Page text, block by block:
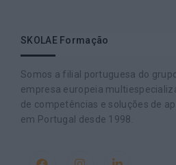
SKOLAE Formação
Somos a filial portuguesa do
empresa europeia
de competências e soluções de
em Portugal desde 1998.